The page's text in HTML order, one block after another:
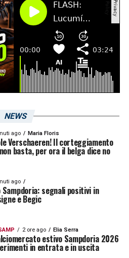
però, era stata
e le sue condizioni non
in vista del
B. Vedremo se già
a lavorare a pieno
NOSTRE TOP NEWS
NEWS
ago Maria Floris
Verschaeren! Il corteggiamento
basta, per ora il belga dice no
ago
Sampdoria: segnali positivi in
e Begic
2 ore ago Elia Serra
estivo Sampdoria 2026
in entrata e in uscita